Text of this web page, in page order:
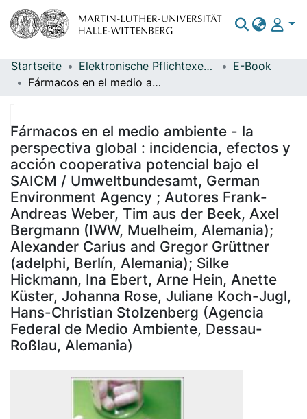
Bereiche & Sammlungen
Statistiken
Startseite Elektronische Pflichtexemplare
E-Book
Fármacos en el medio ambiente - la perspectiva global : incidencia, efectos y acción cooperativa potencial bajo el SAICM / Umweltbundesamt, German Environment Agency ; Autores Frank-Andreas Weber, Tim aus der Beek, Axel Bergmann (IWW, Muelheim, Alemania); Alexander Carius and Gregor Grüttner (adelphi, Berlín, Alemania); Silke Hickmann, Ina Ebert, Arne Hein, Anette Küster, Johanna Rose, Juliane Koch-Jugl, Hans-Christian Stolzenberg (Agencia Federal de Medio Ambiente, Dessau-Roßlau, Alemania)
Fármacos en el medio ambiente - la
perspectiva global : incidencia, efectos y
acción cooperativa potencial bajo el
SAICM / Umweltbundesamt, German
Environment Agency ; Autores Frank-
Andreas Weber, Tim aus der Beek, Axel
Bergmann (IWW, Muelheim, Alemania);
Alexander Carius and Gregor Grüttner
(adelphi, Berlín, Alemania); Silke
Hickmann, Ina Ebert, Arne Hein, Anette
Küster, Johanna Rose, Juliane Koch-Jugl,
Hans-Christian Stolzenberg (Agencia
Federal de Medio Ambiente, Dessau-
Roßlau, Alemania)